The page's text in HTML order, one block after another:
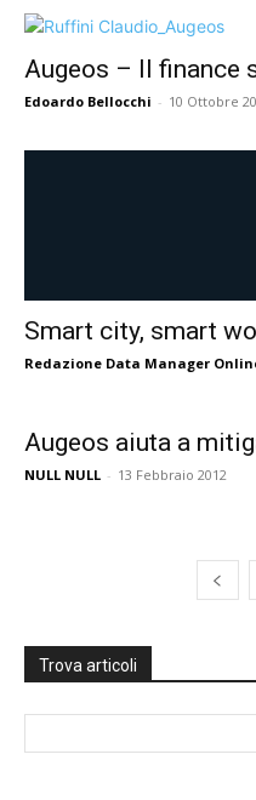
Augeos – Il finance
Edoardo Bellocchi - 10 Ottobre
Smart city, smart
Redazione Data Manager
Augeos aiuta a
NULL NULL - 13 Febbraio 2012
Trova articoli